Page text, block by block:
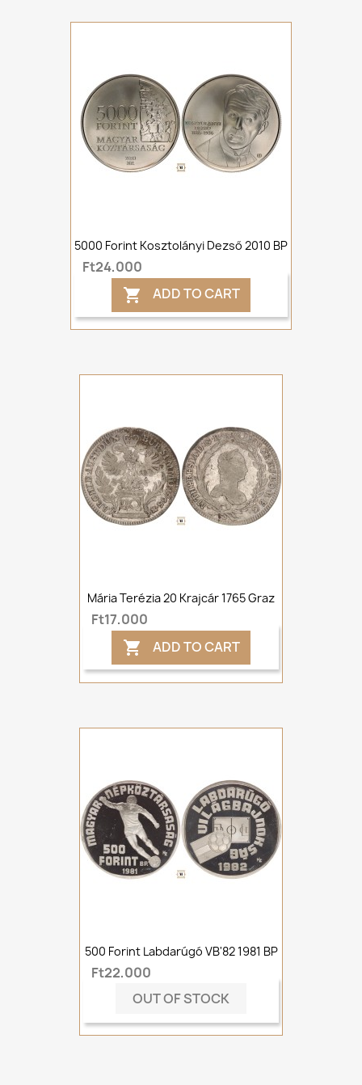
5000 Forint Kosztolányi Dezső 2010 BP
Ft24,000
 ADD TO CART
Mária Terézia 20 Krajcár 1765 Graz
Ft17,000
 ADD TO CART
500 Forint Labdarúgó VB'82 1981 BP
Ft22,000
OUT OF STOCK